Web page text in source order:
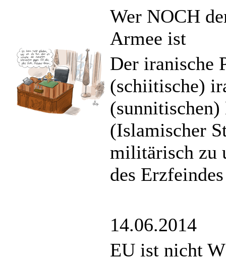
Wer NOCH
Armee ist
Der iranische
(schiitische)
(Islamischer
militärisch zu
des
14.06.2014
EU ist nicht